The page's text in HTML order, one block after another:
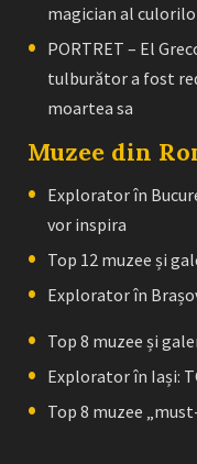
magician al
PORTRET – El
tulburător a fost
moartea sa
Muzee din
Explorator în
vor inspira
Top 12 muzee și
Explorator în
Top 8 muzee și
Explorator în Iași:
Top 8 muzee